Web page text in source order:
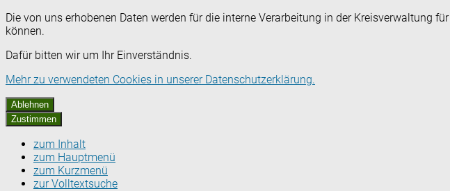
Die von uns erhobenen Daten werden für die interne Verarbeitung in der Kreisverwaltung
können.
Dafür bitten wir um Ihr Einverständnis.
Mehr zu verwendeten Cookies in unserer Datenschutzerklärung.
Ablehnen
Zustimmen
zum Inhalt
zum Hauptmenü
zum Kurzmenü
zur Volltextsuche